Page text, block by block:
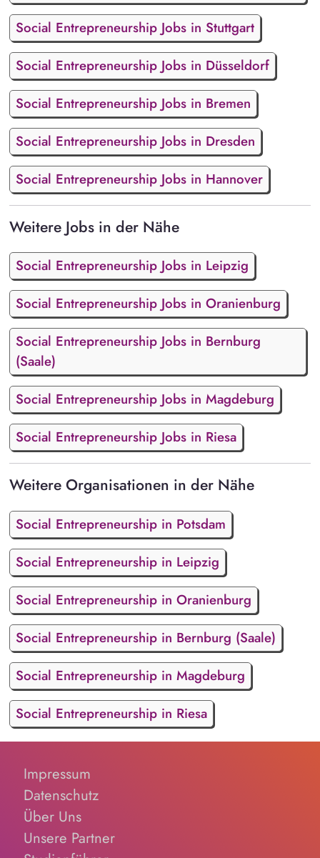
Social Entrepreneurship Jobs in Stuttgart
Social Entrepreneurship Jobs in Düsseldorf
Social Entrepreneurship Jobs in Bremen
Social Entrepreneurship Jobs in Dresden
Social Entrepreneurship Jobs in Hannover
Weitere Jobs in der Nähe
Social Entrepreneurship Jobs in Leipzig
Social Entrepreneurship Jobs in Oranienburg
Social Entrepreneurship Jobs in Bernburg
(Saale)
Social Entrepreneurship Jobs in Magdeburg
Social Entrepreneurship Jobs in Riesa
Weitere Organisationen in der Nähe
Social Entrepreneurship in Potsdam
Social Entrepreneurship in Leipzig
Social Entrepreneurship in Oranienburg
Social Entrepreneurship in Bernburg (Saale)
Social Entrepreneurship in Magdeburg
Social Entrepreneurship in Riesa
Impressum
Datenschutz
Über Uns
Unsere Partner